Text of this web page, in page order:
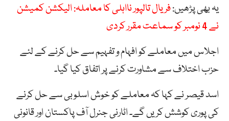
یہ بھی پڑھیں:فریال تالپور نااہلی کا معاملہ: الیکشن کمیشن
نے 4 نومبر کو سماعت مقرر کردی
اجلاس میں معاملے کو افہام و تفہیم سے حل کرنے کے لئے
حزب اختلاف سے مشاورت کرنے پر اتفاق کیا گیا۔
اسد قیصر نے کہا کہ معاملے کو خوش اسلوبی سے حل کرنے
کی پوری کوشش کریں گے۔ اٹارنی جنرل آف پاکستان اور قانونی